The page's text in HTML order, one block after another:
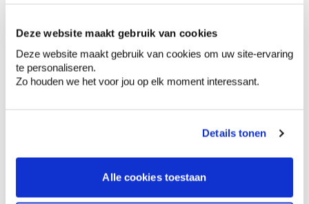
Deze website maakt gebruik van cookies
Deze website maakt gebruik van cookies om uw site-ervaring
te personaliseren.
Zo houden we het voor jou op elk moment interessant.
Details tonen
Alle cookies toestaan
125 ml - noix
125 ml - wengé
0,00 €
Ajouter au panier
Options de livraison